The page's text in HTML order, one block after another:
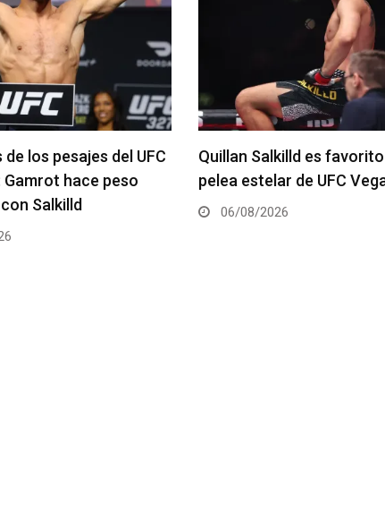
es favorito para la
de UFC Vegas 120
Se anuncia la cartelera
del UFC 331
06/08/2026